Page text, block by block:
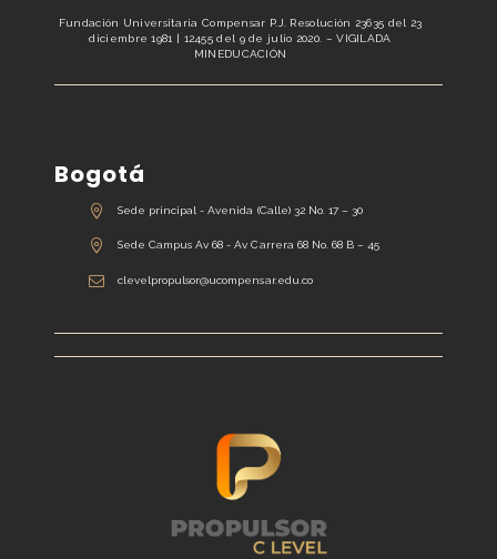
Fundación Universitaria Compensar P.J. Resolución 23635 del 23
diciembre 1981 | 12455 del 9 de julio 2020. – VIGILADA
MINEDUCACIÓN
Bogotá
Sede principal - Avenida (Calle) 32 No. 17 – 30
Sede Campus Av 68 - Av Carrera 68 No. 68 B – 45
clevelpropulsor@ucompensar.edu.co